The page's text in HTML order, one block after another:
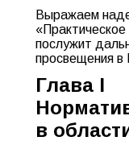
Выражаем
послужит
просвещения в
Глава I
в